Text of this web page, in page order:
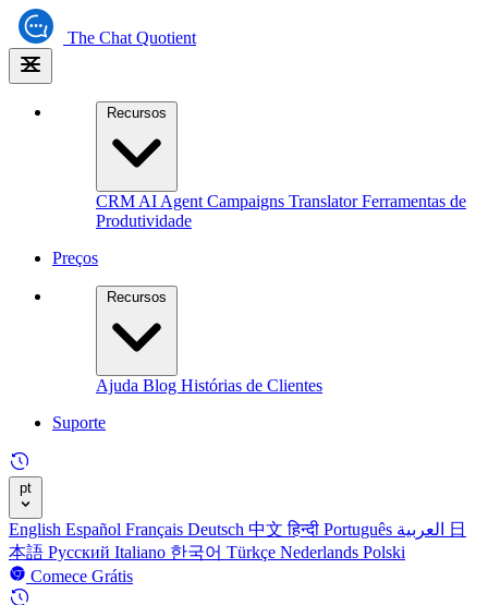
The Chat Quotient
Recursos
CRM AI Agent Campaigns TranslatorFerramentas de
Produtividade
Preços
Recursos
Ajuda Blog Histórias de Clientes
Suporte
pt
English Español Français Deutsch 中文हिन्दी Português
日
本語 Русский Italiano 한국어 Türkçe Nederlands Polski
Comece Grátis